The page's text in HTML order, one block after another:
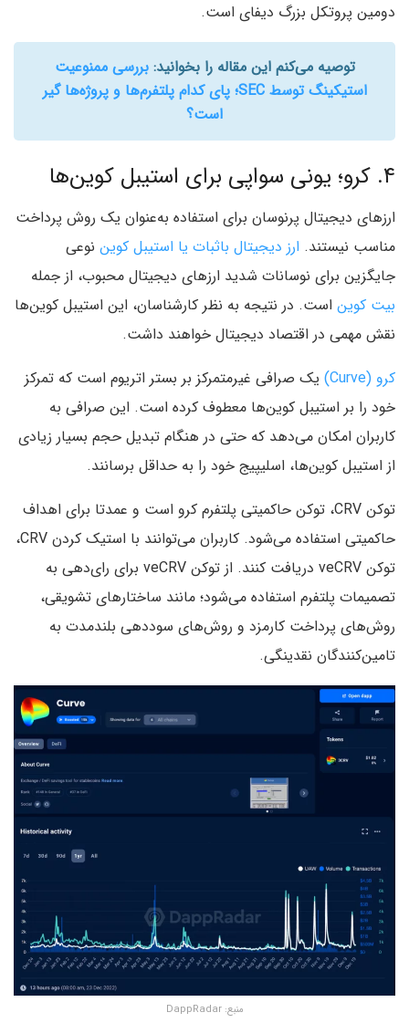
دومین پروتکل بزرگ دیفای است.
توصیه می‌کنم این مقاله را بخوانید:بررسی ممنوعیت
استیکینگ توسط SEC؛ پای کدام پلتفرم‌ها و پروژه‌‌ها گیر
است؟
۴. کرو؛ یونی سواپی برای استیبل کوین‌ها
ارزهای دیجیتال پرنوسان برای استفاده به‌عنوان یک روش پرداخت
مناسب نیستند. ارز دیجیتال باثبات یا استیبل کوین‌ نوعی
جایگزین برای نوسانات شدید ارزهای دیجیتال محبوب، از جمله
بیت کوین است. در نتیجه به نظر کارشناسان، این استیبل کوین‌ها
نقش مهمی در اقتصاد دیجیتال خواهند داشت.
کرو (Curve)
یک صرافی غیرمتمرکز بر بستر اتریوم است که تمرکز
خود را بر استیبل کوین‌ها معطوف کرده است. این صرافی به
کاربران امکان می‌دهد که حتی در هنگام تبدیل حجم بسیار زیادی
از استیبل کوین‌ها، اسلیپیج خود را به حداقل برسانند.
توکن CRV، توکن حاکمیتی پلتفرم کرو است و عمدتا برای اهداف
حاکمیتی استفاده می‌شود. کاربران می‌توانند با استیک کردن CRV،
توکن veCRV دریافت کنند. از توکن veCRV برای رای‌دهی به
تصمیمات پلتفرم استفاده می‌شود؛ مانند ساختارهای تشویقی،
روش‌های پرداخت کارمزد و روش‌های سوددهی بلندمدت به
تامین‌کنندگان نقدینگی.
منبع:‌ DappRadar